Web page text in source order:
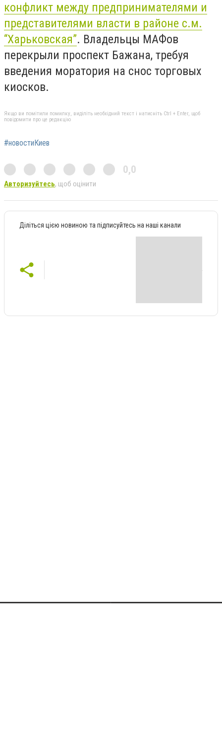
конфликт между предпринимателями и
представителями власти в районе с.м.
“Харьковская”. Владельцы МАФов
перекрыли проспект Бажана, требуя
введения моратория на снос торговых
киосков.
Якщо ви помітили помилку, виділіть необхідний текст і натисніть Ctrl + Enter, щоб
повідомити про це редакцію
#новостиКиев
0,0
Авторизуйтесь, щоб оцінити
Діліться цією новиною та підписуйтесь на наші канали